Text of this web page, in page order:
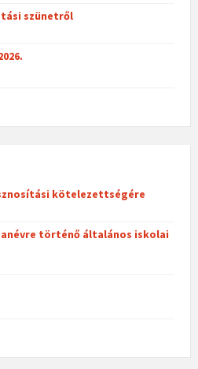
szünetről
kötelezettségére
történő általános iskolai